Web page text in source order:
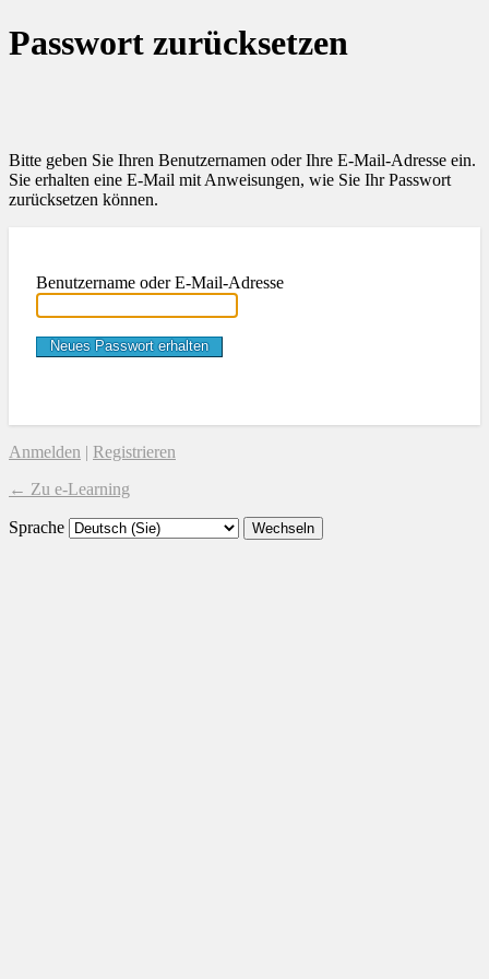
Passwort zurücksetzen
Bitte geben Sie Ihren Benutzernamen oder Ihre E-Mail-Adresse ein.
Sie erhalten eine E-Mail mit Anweisungen, wie Sie Ihr Passwort
zurücksetzen können.
Benutzername oder E-Mail-Adresse
Anmelden | Registrieren
← Zu e-Learning
Sprache